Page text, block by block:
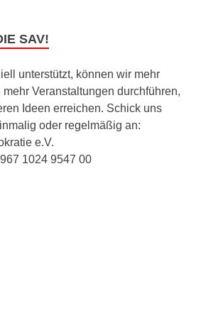
SAV!
unterstützt, können wir mehr
Veranstaltungen durchführen,
Ideen erreichen. Schick uns
oder regelmäßig an:
e.V.
1024 9547 00